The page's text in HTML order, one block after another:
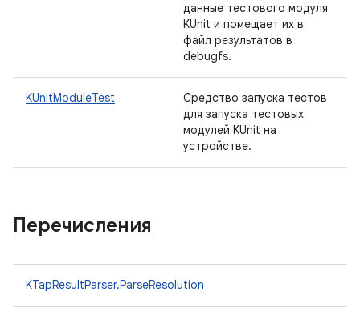
данные тестового модуля
KUnit и помещает их в
файл результатов в
debugfs.
KUnitModuleTest
Средство запуска тестов
для запуска тестовых
модулей KUnit на
устройстве.
Перечисления
KTapResultParser.ParseResolution